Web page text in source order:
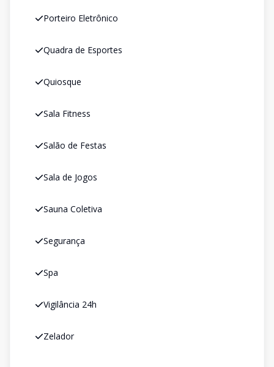
Porteiro Eletrônico
Quadra de Esportes
Quiosque
Sala Fitness
Salão de Festas
Sala de Jogos
Sauna Coletiva
Segurança
Spa
Vigilância 24h
Zelador